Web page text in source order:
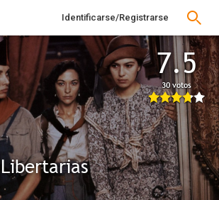
Identificarse/Registrarse
7.5
30 votos
Libertarias